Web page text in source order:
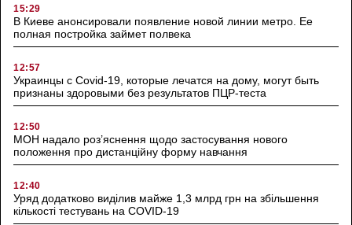
15:29
В Киеве анонсировали появление новой линии метро. Ее
полная постройка займет полвека
12:57
Украинцы с Covid-19, которые лечатся на дому, могут быть
признаны здоровыми без результатов ПЦР-теста
12:50
МОН надало роз’яснення щодо застосування нового
положення про дистанційну форму навчання
12:40
Уряд додатково виділив майже 1,3 млрд грн на збільшення
кількості тестувань на COVID-19